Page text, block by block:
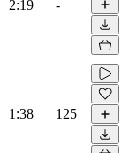
2:19 -
1:38 125